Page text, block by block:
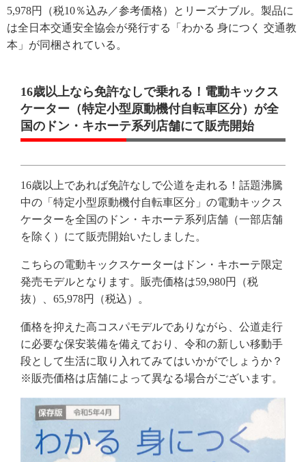
5,978円（税10％込み／参考価格）とリーズナブル。製品に
は全日本交通安全協会が発行する「わかる 身につく 交通教
本」が同梱されている。
16歳以上なら免許なしで乗れる！電動キックス
ケーター（特定小型原動機付自転車区分）が全
国のドン・キホーテ系列店舗にて販売開始
16歳以上であれば免許なしで公道を走れる！話題沸騰
中の「特定小型原動機付自転車区分」の電動キックス
ケーターを全国のドン・キホーテ系列店舗（一部店舗
を除く）にて販売開始いたしました。
こちらの電動キックスケーターはドン・キホーテ限定
発売モデルとなります。販売価格は59,980円（税
抜）、65,978円（税込）。
価格を抑えた高コスパモデルでありながら、公道走行
に必要な保安装備を備えており、令和の新しい移動手
段として生活に取り入れてみてはいかがでしょうか？
※販売価格は店舗によって異なる場合がございます。